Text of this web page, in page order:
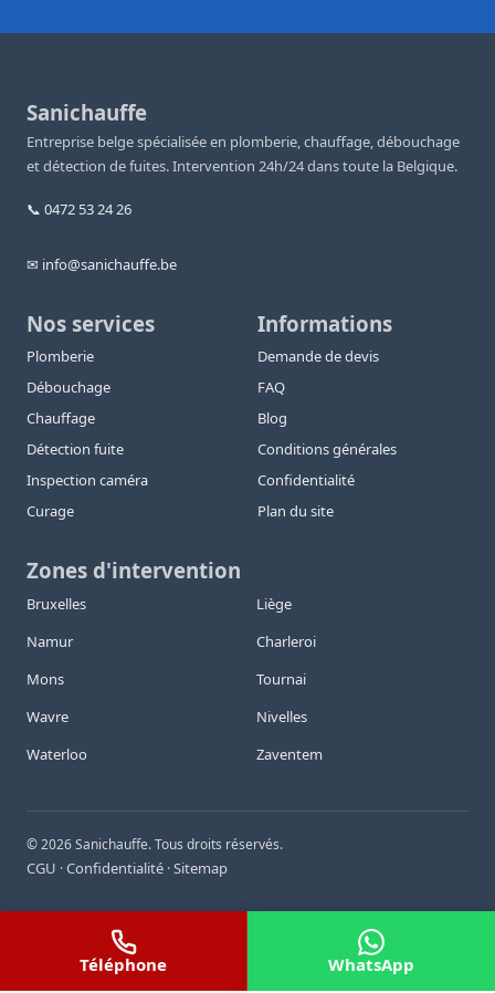
Sanichauffe
Entreprise belge spécialisée en plomberie, chauffage, débouchage
et détection de fuites. Intervention 24h/24 dans toute la Belgique.
📞 0472 53 24 26
✉ info@sanichauffe.be
Nos services
Plomberie
Débouchage
Chauffage
Détection fuite
Inspection caméra
Curage
Informations
Demande de devis
FAQ
Blog
Conditions générales
Confidentialité
Plan du site
Zones d'intervention
Bruxelles
Liège
Namur
Charleroi
Mons
Tournai
Wavre
Nivelles
Waterloo
Zaventem
©2026Sanichauffe. Tous droits réservés.
CGU ·Confidentialité ·Sitemap